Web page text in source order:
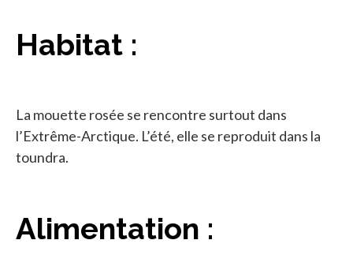
Habitat :
La mouette rosée se rencontre surtout dans
l’Extrême-Arctique. L’été, elle se reproduit dans la
toundra.
Alimentation :